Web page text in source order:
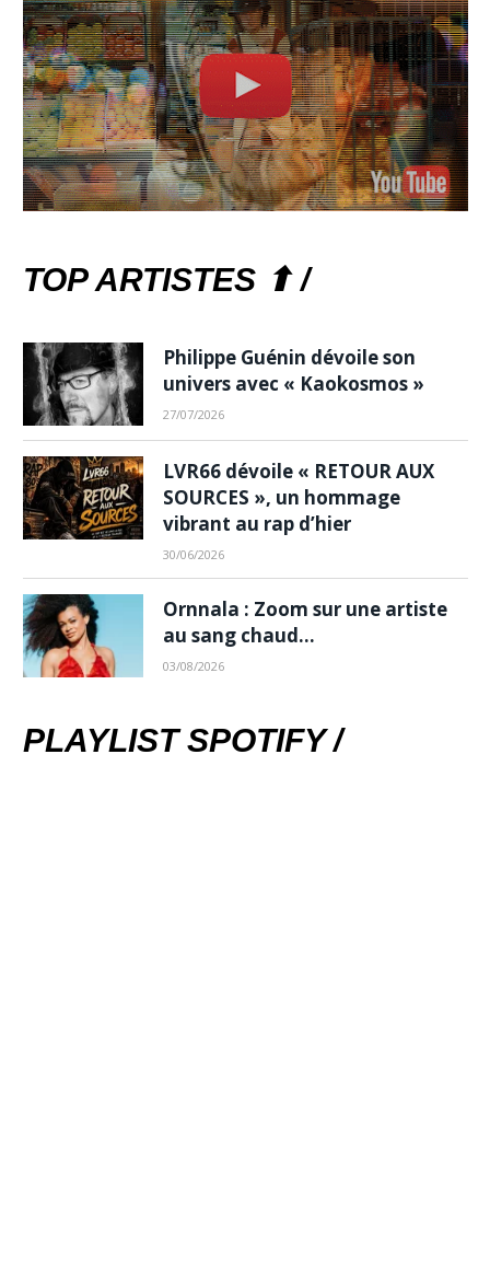
TOP ARTISTES ⬆ /
Philippe Guénin dévoile son
univers avec « Kaokosmos »
27/07/2026
LVR66 dévoile « RETOUR AUX
SOURCES », un hommage
vibrant au rap d’hier
30/06/2026
Ornnala : Zoom sur une artiste
au sang chaud…
03/08/2026
PLAYLIST SPOTIFY /